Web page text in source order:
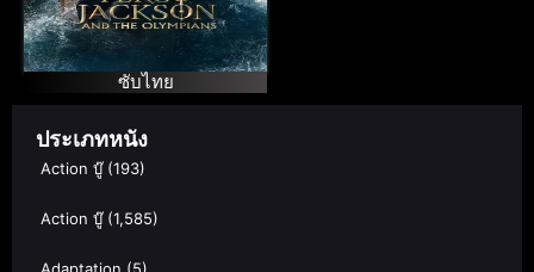
Olympians
Season 1
ซับไทย
ประเภทหนัง
Action บู๊(193)
Action บู๊(1,585)